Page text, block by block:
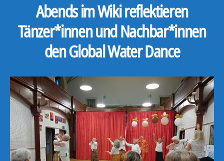
Abends im Wiki reflektieren
Tänzer*innen und Nachbar*innen
den Global Water Dance